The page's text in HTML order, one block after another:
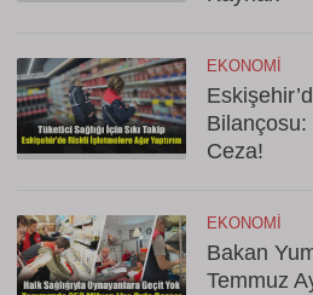
EKONOMI
Ceza!
EKONOMI
Bakan
Temmuz